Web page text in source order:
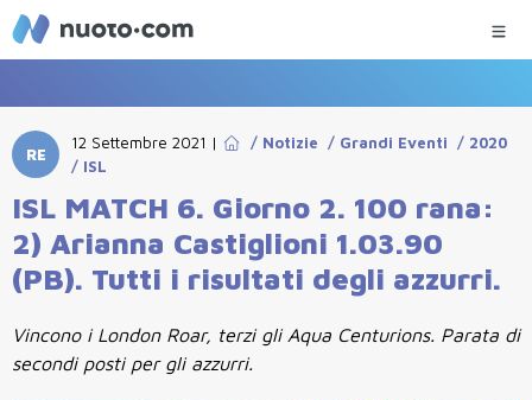
RE
12 Settembre 2021 | / Notizie / Grandi Eventi / 2020
/ ISL
ISL MATCH 6. Giorno 2. 100 rana:
2) Arianna Castiglioni 1.03.90
(PB). Tutti i risultati degli azzurri.
Vincono i London Roar, terzi gli Aqua Centurions. Parata di
secondi posti per gli azzurri.